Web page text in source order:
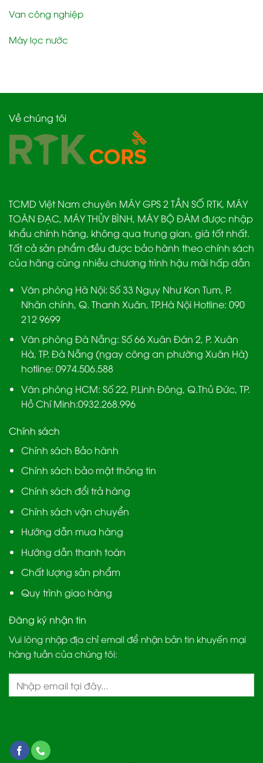
Van công nghiệp
Máy lọc nước
Về chúng tôi
TCMD Việt Nam chuyên MÁY GPS 2 TẦN SỐ RTK, MÁY
TOÀN ĐẠC, MÁY THỦY BÌNH, MÁY BỘ ĐÀM được nhập
khẩu chính hãng, không qua trung gian, giá tốt nhất.
Tất cả sản phẩm đều được bảo hành theo chính sách
của hãng cùng nhiều chương trình hậu mãi hấp dẫn
Văn phòng Hà Nội: Số 33 Ngụy Như Kon Tum, P.
Nhân chính, Q. Thanh Xuân, TP.Hà Nội Hotline: 090
212 9699
Văn phòng Đà Nẵng: Số 66 Xuân Đán 2, P. Xuân
Hà, TP. Đà Nẵng (ngay công an phường Xuân Hà)
hotline: 0974.506.588
Văn phòng HCM: Số 22, P.Linh Đông, Q.Thủ Đức, TP.
Hồ Chí Minh:0932.268.996
Chính sách
Chính sách Bảo hành
Chính sách bảo mật thông tin
Chính sách đổi trả hàng
Chính sách vận chuyển
Hướng dẫn mua hàng
Hướng dẫn thanh toán
Chất lượng sản phẩm
Quy trình giao hàng
Đăng ký nhận tin
Vui lòng nhập địa chỉ email để nhận bản tin khuyến mại
hàng tuần của chúng tôi: